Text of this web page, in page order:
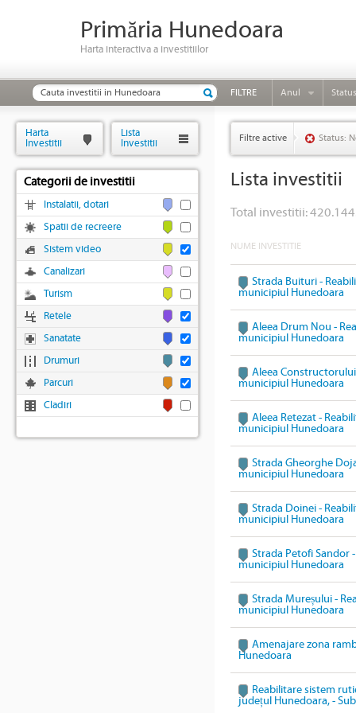
Primăria Hunedoara
Harta interactiva a investitiilor
FILTRE Anul Status
Filtre active Status:
Lista investitii
Total investitii:
NUME INVESTITIE
Strada Buituri -
municipiul Hunedoara
Aleea Drum Nou -
municipiul Hunedoara
Aleea
municipiul Hunedoara
Aleea Retezat -
municipiul Hunedoara
Strada Gheorghe
municipiul Hunedoara
Strada Doinei -
municipiul Hunedoara
Strada Petofi Sandor
municipiul Hunedoara
Strada Mureșului -
municipiul Hunedoara
Amenajare zona
Hunedoara
Reabilitare sistem
județul Hunedoara, -
Harta
Investitii
Lista
Investitii
Categorii de investitii
Instalatii, dotari
Spatii de recreere
Sistem video
Canalizari
Turism
Retele
Sanatate
Drumuri
Parcuri
Cladiri